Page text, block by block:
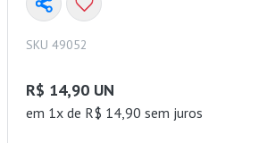
SKU 49052
R$ 14,90 UN
em 1x de R$ 14,90 sem juros